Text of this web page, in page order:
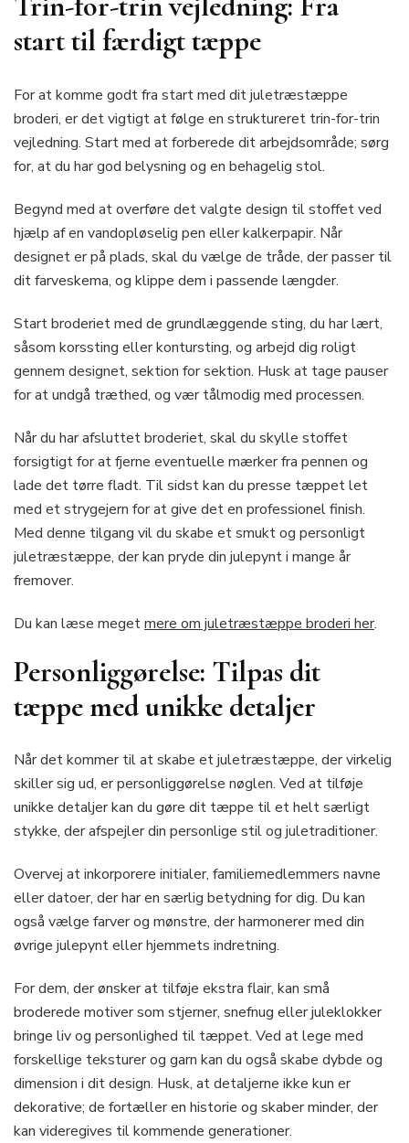
start til færdigt tæppe
For at komme godt fra start med dit juletræstæppe
broderi, er det vigtigt at følge en struktureret trin-for-trin
vejledning. Start med at forberede dit arbejdsområde; sørg
for, at du har god belysning og en behagelig stol.
Begynd med at overføre det valgte design til stoffet ved
hjælp af en vandopløselig pen eller kalkerpapir. Når
designet er på plads, skal du vælge de tråde, der passer til
dit farveskema, og klippe dem i passende længder.
Start broderiet med de grundlæggende sting, du har lært,
såsom korssting eller kontursting, og arbejd dig roligt
gennem designet, sektion for sektion. Husk at tage pauser
for at undgå træthed, og vær tålmodig med processen.
Når du har afsluttet broderiet, skal du skylle stoffet
forsigtigt for at fjerne eventuelle mærker fra pennen og
lade det tørre fladt. Til sidst kan du presse tæppet let
med et strygejern for at give det en professionel finish.
Med denne tilgang vil du skabe et smukt og personligt
juletræstæppe, der kan pryde din julepynt i mange år
fremover.
Du kan læse megetmere om juletræstæppe broderi her.
Personliggørelse: Tilpas dit
tæppe med unikke detaljer
Når det kommer til at skabe et juletræstæppe, der virkelig
skiller sig ud, er personliggørelse nøglen. Ved at tilføje
unikke detaljer kan du gøre dit tæppe til et helt særligt
stykke, der afspejler din personlige stil og juletraditioner.
Overvej at inkorporere initialer, familiemedlemmers navne
eller datoer, der har en særlig betydning for dig. Du kan
også vælge farver og mønstre, der harmonerer med din
øvrige julepynt eller hjemmets indretning.
For dem, der ønsker at tilføje ekstra flair, kan små
broderede motiver som stjerner, snefnug eller juleklokker
bringe liv og personlighed til tæppet. Ved at lege med
forskellige teksturer og garn kan du også skabe dybde og
dimension i dit design. Husk, at detaljerne ikke kun er
dekorative; de fortæller en historie og skaber minder, der
kan videregives til kommende generationer.